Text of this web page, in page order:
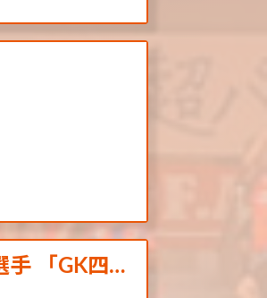
手 「GK四…